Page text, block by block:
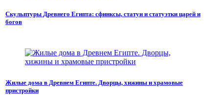
Скульптуры Древнего Египта: сфинксы, статуи и статуэтки царей и
богов
Жилые дома в Древнем Египте. Дворцы, хижины и храмовые
пристройки